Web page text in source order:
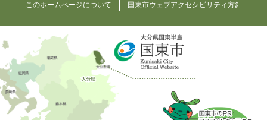
このホームページについて 国東市ウェブアクセシビリティ方針